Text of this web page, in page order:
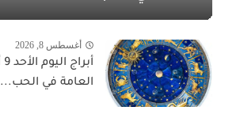
أغسطس 8, 2026
العامة في الحب...